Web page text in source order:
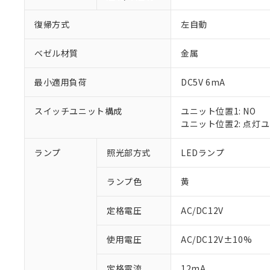
復帰方式 左自動
ベゼル材質 金属
最小適用負荷 DC5V 6mA
スイッチユニット構成
ユニット位置1: NO
ユニット位置2: 点灯
ランプ 照光部方式 LEDランプ
ランプ色 黄
定格電圧 AC/DC12V
使用電圧 AC/DC12V±10%
ご利用条件
以下の条件をお
※1 対応状況
対応予定：EU
対応予定なし：
調査・確認中：
非該当品：ライセ
※1 中国